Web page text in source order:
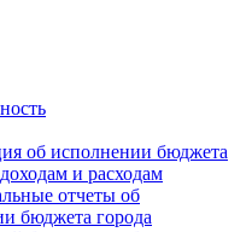
об исполнении бюджета
и расходам
отчеты об
бюджета города